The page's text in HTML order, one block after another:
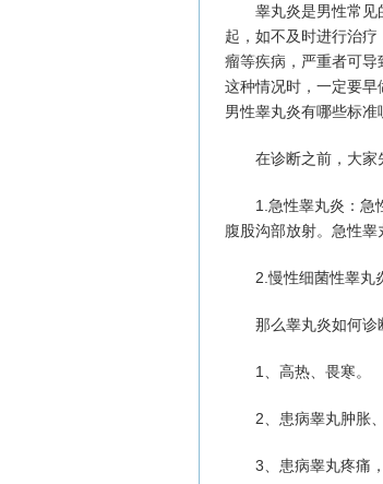
睾丸炎是男性常见的
起，如不及时进行治
瘤等疾病，严重者可
这种情况时，一定要
男性睾丸炎有哪些标准
在诊断之前，大家
1.急性睾丸炎：急性
腹股沟部放射。急性睾
2.慢性细菌性睾丸炎
那么睾丸炎如何诊断
1、高热、畏寒。
2、患病睾丸肿胀、
3、患病睾丸疼痛，